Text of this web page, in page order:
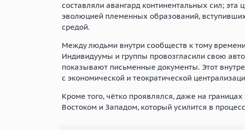
составляли авангард континентальных сил;
эволюцией племенных образований,
средой.
Между людьми внутри сообществ к тому
Индивидуумы и группы провозгласили свою
показывают письменные документы. Этот
с экономической и теократической
Кроме того, чётко проявлялся, даже на
Востоком и Западом, который усилится в